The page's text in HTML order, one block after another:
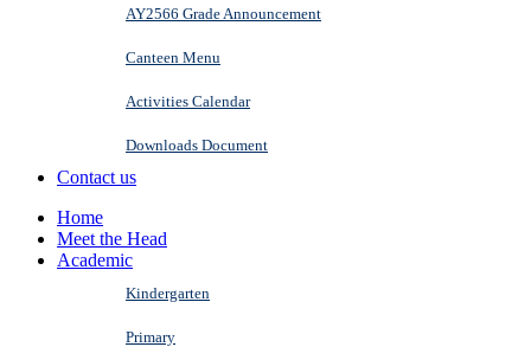
AY2566 Grade Announcement
Canteen Menu
Activities Calendar
Downloads Document
Contact us
Home
Meet the Head
Academic
Kindergarten
Primary